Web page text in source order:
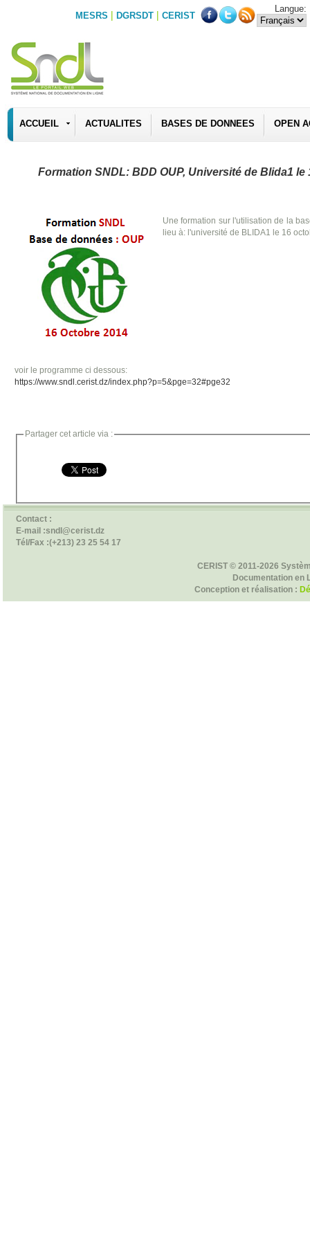
MESRS | DGRSDT | CERIST
Langue:
ACCUEIL ACTUALITES BASES DE DONNEES OPEN
Formation SNDL: BDD OUP, Université de Blida1 le
Une formation sur l'utilisation de la
lieu à: l'université de BLIDA1 le 16
voir le programme ci dessous:
https://www.sndl.cerist.dz/index.php?p=5&pge=32#pge32
Partager cet article via :
Contact :
E-mail :sndl@cerist.dz
Tél/Fax :(+213) 23 25 54 17
CERIST © 2011-2026
Documentation en
Conception et réalisation :